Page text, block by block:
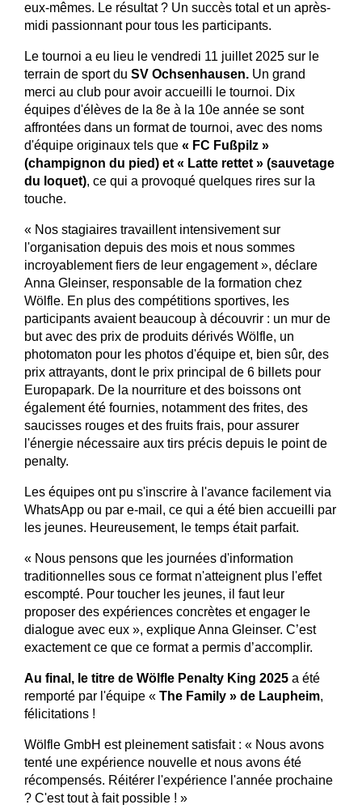
eux-mêmes. Le résultat ? Un succès total et un après-
midi passionnant pour tous les participants.
Le tournoi a eu lieu le vendredi 11 juillet 2025 sur le
terrain de sport du SV Ochsenhausen. Un grand
merci au club pour avoir accueilli le tournoi. Dix
équipes d'élèves de la 8e à la 10e année se sont
affrontées dans un format de tournoi, avec des noms
d'équipe originaux tels que « FC Fußpilz »
(champignon du pied) et « Latte rettet » (sauvetage
du loquet), ce qui a provoqué quelques rires sur la
touche.
« Nos stagiaires travaillent intensivement sur
l'organisation depuis des mois et nous sommes
incroyablement fiers de leur engagement », déclare
Anna Gleinser, responsable de la formation chez
Wölfle. En plus des compétitions sportives, les
participants avaient beaucoup à découvrir : un mur de
but avec des prix de produits dérivés Wölfle, un
photomaton pour les photos d'équipe et, bien sûr, des
prix attrayants, dont le prix principal de 6 billets pour
Europapark. De la nourriture et des boissons ont
également été fournies, notamment des frites, des
saucisses rouges et des fruits frais, pour assurer
l'énergie nécessaire aux tirs précis depuis le point de
penalty.
Les équipes ont pu s'inscrire à l'avance facilement via
WhatsApp ou par e-mail, ce qui a été bien accueilli par
les jeunes. Heureusement, le temps était parfait.
« Nous pensons que les journées d'information
traditionnelles sous ce format n'atteignent plus l'effet
escompté. Pour toucher les jeunes, il faut leur
proposer des expériences concrètes et engager le
dialogue avec eux », explique Anna Gleinser. C’est
exactement ce que ce format a permis d’accomplir.
Au final, le titre de Wölfle Penalty King 2025 a été
remporté par l'équipe « The Family » de Laupheim,
félicitations !
Wölfle GmbH est pleinement satisfait : « Nous avons
tenté une expérience nouvelle et nous avons été
récompensés. Réitérer l'expérience l'année prochaine
? C'est tout à fait possible ! »